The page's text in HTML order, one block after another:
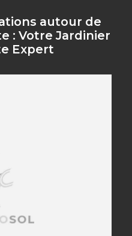
autour de
: Votre Jardinier
Expert